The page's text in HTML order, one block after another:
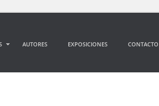
AUTORES EXPOSICIONES CONTACTO